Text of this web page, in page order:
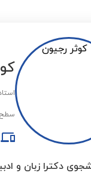
سطح
دکترا زبان و